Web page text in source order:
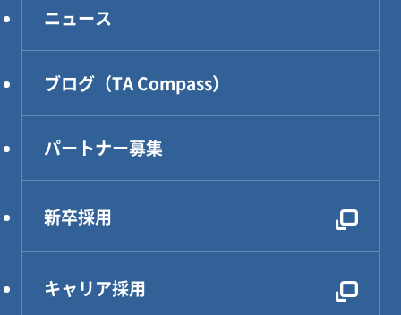
DXソリューション
CAE解析・試験・評価
ニュース
ブログ（TA Compass）
パートナー募集
新卒採用
キャリア採用